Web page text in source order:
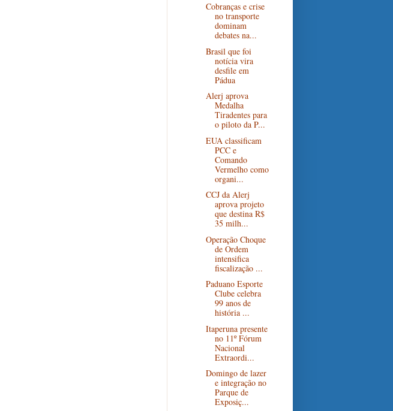
Cobranças e crise
no transporte
dominam
debates na...
Brasil que foi
notícia vira
desfile em
Pádua
Alerj aprova
Medalha
Tiradentes para
o piloto da P...
EUA classificam
PCC e
Comando
Vermelho como
organi...
CCJ da Alerj
aprova projeto
que destina R$
35 milh...
Operação Choque
de Ordem
intensifica
fiscalização ...
Paduano Esporte
Clube celebra
99 anos de
história ...
Itaperuna presente
no 11º Fórum
Nacional
Extraordi...
Domingo de lazer
e integração no
Parque de
Exposiç...